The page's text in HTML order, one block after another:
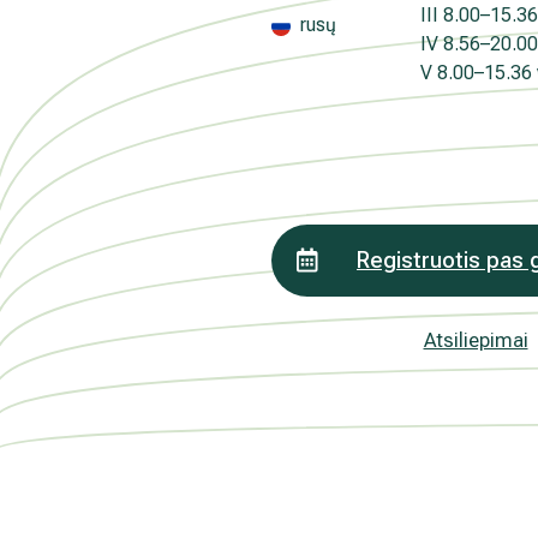
rusų
III
IV
V 8.00–15.36
Registruotis pas
Atsiliepimai
Medicinos diagnostikos centras"
kada atšauktas, paspaudus kiekvieno
„Atsisakyti prenumeratos". Plačiau apie